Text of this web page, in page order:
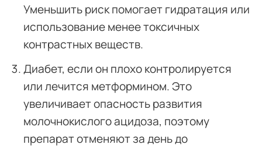
Уменьшить риск помогает гидратация или
использование менее токсичных
контрастных веществ.
Диабет, если он плохо контролируется
или лечится метформином. Это
увеличивает опасность развития
молочнокислого ацидоза, поэтому
препарат отменяют за день до